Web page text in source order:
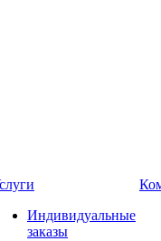
Индивидуальные
заказы